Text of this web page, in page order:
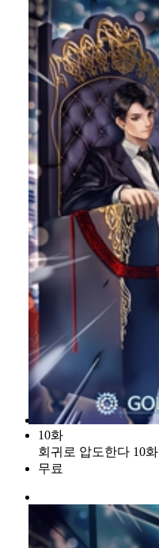
10화
회귀로 압도한다 10화
무료